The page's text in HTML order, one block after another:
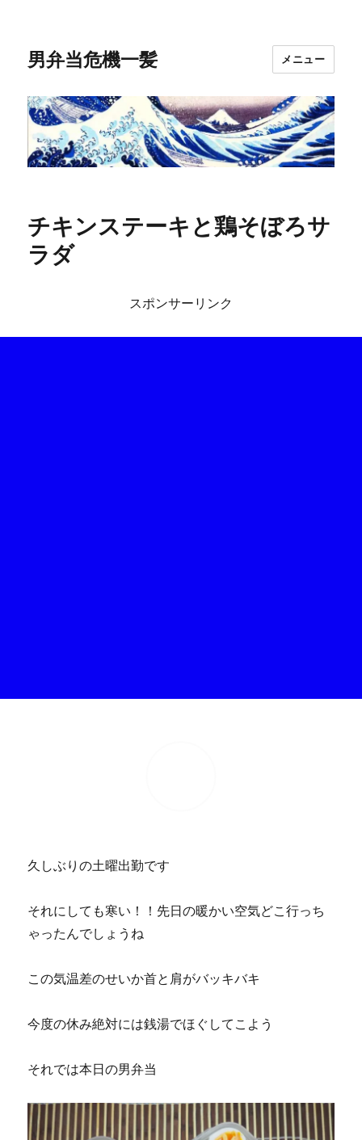
男弁当危機一髪 メニュー
チキンステーキと鶏そぼろサ
ラダ
スポンサーリンク
久しぶりの土曜出勤です
それにしても寒い！！先日の暖かい空気どこ行っち
ゃったんでしょうね
この気温差のせいか首と肩がバッキバキ
今度の休み絶対には銭湯でほぐしてこよう
それでは本日の男弁当